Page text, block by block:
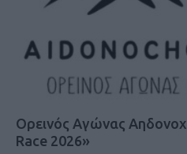
Ορεινός Αγώνας
Race 2026»